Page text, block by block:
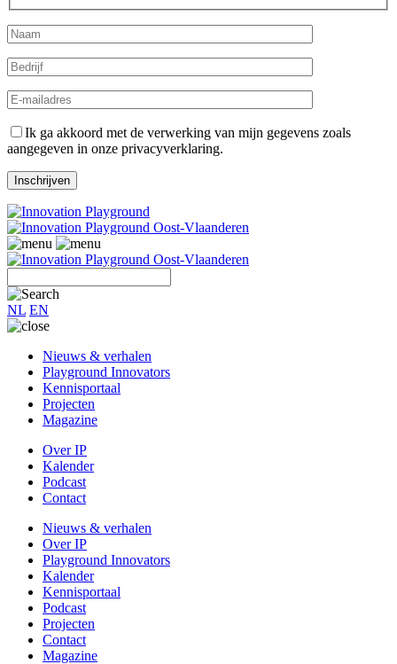
Ik ga akkoord met de verwerking van mijn gegevens zoals
aangegeven in onze privacyverklaring.
NL EN
Nieuws & verhalen
Playground Innovators
Kennisportaal
Projecten
Magazine
Over IP
Kalender
Podcast
Contact
Nieuws & verhalen
Over IP
Playground Innovators
Kalender
Kennisportaal
Podcast
Projecten
Contact
Magazine